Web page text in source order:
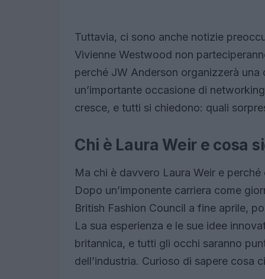
Tuttavia, ci sono anche notizie
Vivienne Westwood non
perché JW Anderson organizzerà
un’importante occasione di
cresce, e tutti si chiedono: quali
Chi è Laura Weir e cosa
Ma chi è davvero Laura Weir e
Dopo un’imponente carriera come
British Fashion Council a fine aprile,
La sua esperienza e le sue idee
britannica, e tutti gli occhi saranno
dell’industria. Curioso di sapere cosa